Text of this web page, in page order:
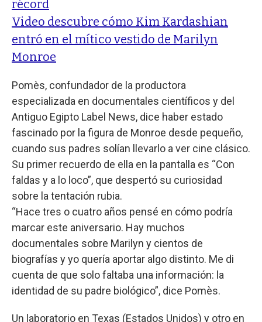
récord
Video descubre cómo Kim Kardashian
entró en el mítico vestido de Marilyn
Monroe
Pomès, confundador de la productora
especializada en documentales científicos y del
Antiguo Egipto Label News, dice haber estado
fascinado por la figura de Monroe desde pequeño,
cuando sus padres solían llevarlo a ver cine clásico.
Su primer recuerdo de ella en la pantalla es “Con
faldas y a lo loco”, que despertó su curiosidad
sobre la tentación rubia.
“Hace tres o cuatro años pensé en cómo podría
marcar este aniversario. Hay muchos
documentales sobre Marilyn y cientos de
biografías y yo quería aportar algo distinto. Me di
cuenta de que solo faltaba una información: la
identidad de su padre biológico”, dice Pomès.
Un laboratorio en Texas (Estados Unidos) y otro en